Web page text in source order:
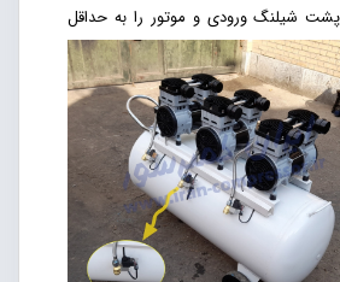
پشت شیلنگ ورودی و موتور را به حداقل